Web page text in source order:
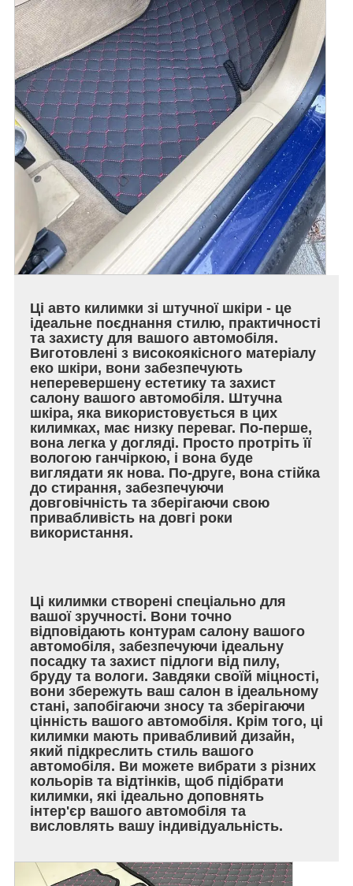
Ці авто килимки зі штучної шкіри - це
ідеальне поєднання стилю, практичності
та захисту для вашого автомобіля.
Виготовлені з високоякісного матеріалу
еко шкіри, вони забезпечують
неперевершену естетику та захист
салону вашого автомобіля. Штучна
шкіра, яка використовується в цих
килимках, має низку переваг. По-перше,
вона легка у догляді. Просто протріть її
вологою ганчіркою, і вона буде
виглядати як нова. По-друге, вона стійка
до стирання, забезпечуючи
довговічність та зберігаючи свою
привабливість на довгі роки
використання.
Ці килимки створені спеціально для
вашої зручності. Вони точно
відповідають контурам салону вашого
автомобіля, забезпечуючи ідеальну
посадку та захист підлоги від пилу,
бруду та вологи. Завдяки своїй міцності,
вони збережуть ваш салон в ідеальному
стані, запобігаючи зносу та зберігаючи
цінність вашого автомобіля. Крім того, ці
килимки мають привабливий дизайн,
який підкреслить стиль вашого
автомобіля. Ви можете вибрати з різних
кольорів та відтінків, щоб підібрати
килимки, які ідеально доповнять
інтер'єр вашого автомобіля та
висловлять вашу індивідуальність.